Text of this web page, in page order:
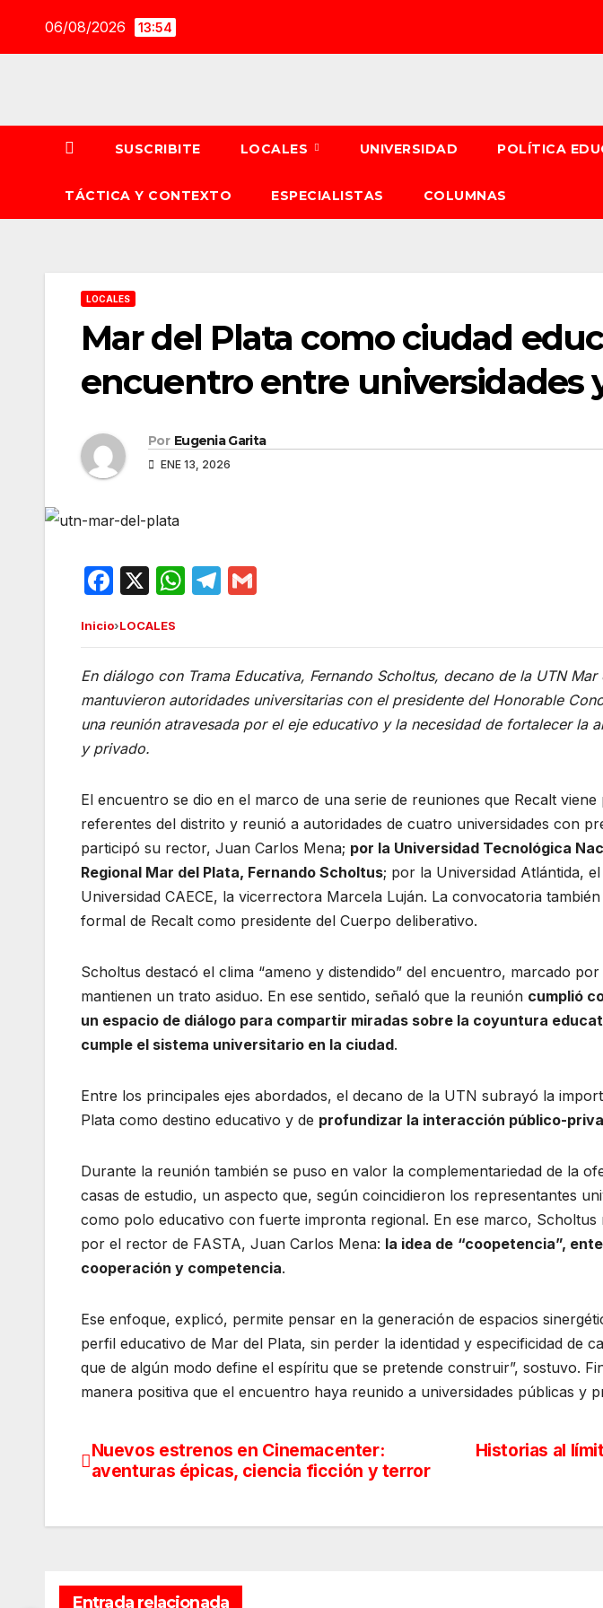
06/08/2026 13:54
SUSCRIBITE LOCALES UNIVERSIDAD POLÍTICA
TÁCTICA Y CONTEXTO ESPECIALISTAS COLUMNAS
LOCALES
Mar del Plata como ciudad
encuentro entre universidades
Por Eugenia Garita
ENE 13, 2026
F
c
e
b
o
o
X
W
at
s
A
p
T
e
gr
a
m
ail
Inicio›LOCALES
En diálogo con Trama Educativa, Fernando Scholtus, decano de la UTN
mantuvieron autoridades universitarias con el presidente del Honorable
una reunión atravesada por el eje educativo y la necesidad de fortalecer la
y privado.
El encuentro se dio en el marco de una serie de reuniones que Recalt
referentes del distrito y reunió a autoridades de cuatro universidades con
participó su rector, Juan Carlos Mena; por la Universidad Tecnológica
Regional Mar del Plata, Fernando Scholtus; por la Universidad Atlántida,
Universidad CAECE, la vicerrectora Marcela Luján. La convocatoria
formal de Recalt como presidente del Cuerpo deliberativo.
Scholtus destacó el clima “ameno y distendido” del encuentro, marcado
mantienen un trato asiduo. En ese sentido, señaló que la reunión cumplió
un espacio de diálogo para compartir miradas sobre la coyuntura
cumple el sistema universitario en la ciudad.
Entre los principales ejes abordados, el decano de la UTN subrayó la
Plata como destino educativo y de profundizar la interacción público-
Durante la reunión también se puso en valor la complementariedad de la
casas de estudio, un aspecto que, según coincidieron los representantes
como polo educativo con fuerte impronta regional. En ese marco,
por el rector de FASTA, Juan Carlos Mena: la idea de “coopetencia”,
cooperación y competencia.
Ese enfoque, explicó, permite pensar en la generación de espacios
perfil educativo de Mar del Plata, sin perder la identidad y especificidad de
que de algún modo define el espíritu que se pretende construir”, sostuvo.
manera positiva que el encuentro haya reunido a universidades públicas y
Navegación
entradas
Historias al
Nuevos estrenos en Cinemacenter:
aventuras épicas, ciencia ficción y terror
Entrada relacionada